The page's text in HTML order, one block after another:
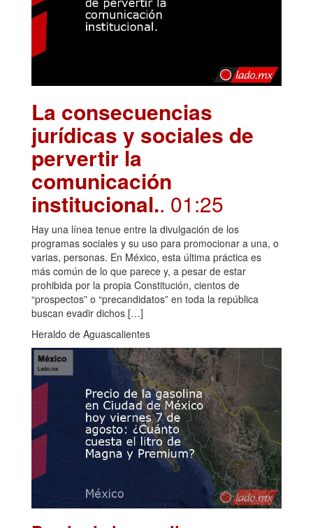
La consecuencias
jurídicas y sociales de
pervertir la
comunicación
institucional.. 01:25
Hay una línea tenue entre la divulgación de los
programas sociales y su uso para promocionar a una, o
varias, personas. En México, esta última práctica es
más común de lo que parece y, a pesar de estar
prohibida por la propia Constitución, cientos de
“prospectos” o “precandidatos” en toda la república
buscan evadir dichos […]
Heraldo de Aguascalientes